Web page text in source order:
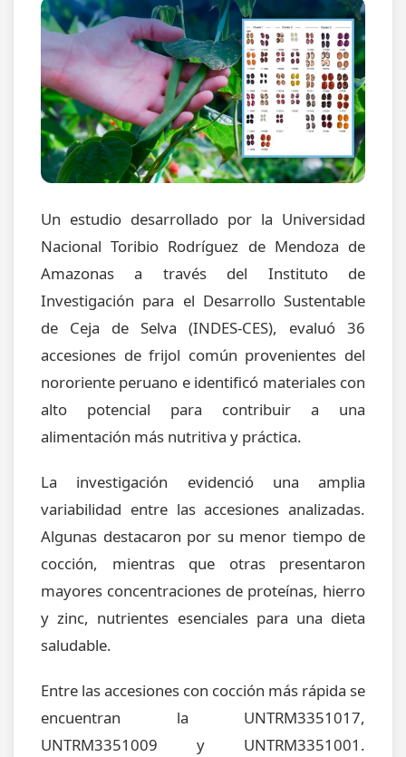
Un estudio desarrollado por la Universidad
Nacional Toribio Rodríguez de Mendoza de
Amazonas a través del Instituto de
Investigación para el Desarrollo Sustentable
de Ceja de Selva (INDES-CES), evaluó 36
accesiones de frijol común provenientes del
nororiente peruano e identificó materiales con
alto potencial para contribuir a una
alimentación más nutritiva y práctica.
La investigación evidenció una amplia
variabilidad entre las accesiones analizadas.
Algunas destacaron por su menor tiempo de
cocción, mientras que otras presentaron
mayores concentraciones de proteínas, hierro
y zinc, nutrientes esenciales para una dieta
saludable.
Entre las accesiones con cocción más rápida se
encuentran la UNTRM3351017,
UNTRM3351009 y UNTRM3351001.